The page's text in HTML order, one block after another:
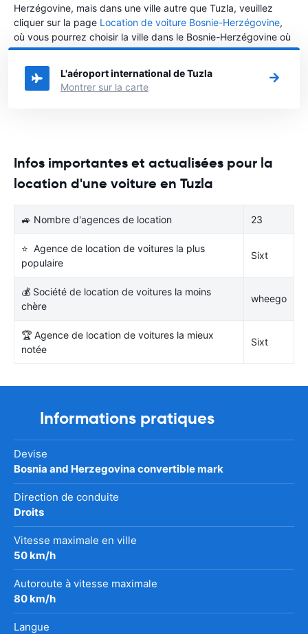
Herzégovine, mais dans une ville autre que Tuzla, veuillez
cliquer sur la page Location de voiture Bosnie-Herzégovine,
où vous pourrez choisir la ville dans le Bosnie-Herzégovine où
vous souhaitez louer une voiture.
L'aéroport international de Tuzla
Montrer sur la carte
Infos importantes et actualisées pour la
location d'une voiture en Tuzla
🚙 Nombre d'agences de location 23
⭐ Agence de location de voitures la plus
populaire
Sixt
💰 Société de location de voitures la moins
chère
wheego
🏆 Agence de location de voitures la mieux
notée
Sixt
Informations pratiques
Devise
Bosnia and Herzegovina convertible mark
Direction de conduite
Droits
Vitesse maximale en ville
50 km/h
Autoroute à vitesse maximale
80 km/h
Langue